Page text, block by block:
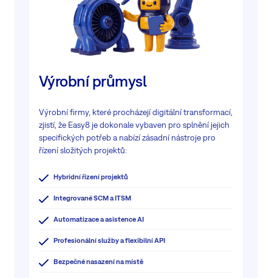
Výrobní průmysl
Výrobní firmy, které procházejí digitální transformací,
zjistí, že Easy8 je dokonale vybaven pro splnění jejich
specifických potřeb a nabízí zásadní nástroje pro
řízení složitých projektů:
Hybridní řízení projektů
Integrované SCM a ITSM
Automatizace a asistence AI
Profesionální služby a flexibilní API
Bezpečné nasazení na místě